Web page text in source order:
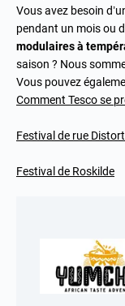
Vous avez besoin
pendant un mois ou
modulaires à
saison ? Nous
Vous pouvez
Comment Tesco se
Festival de rue
Festival de Roskilde